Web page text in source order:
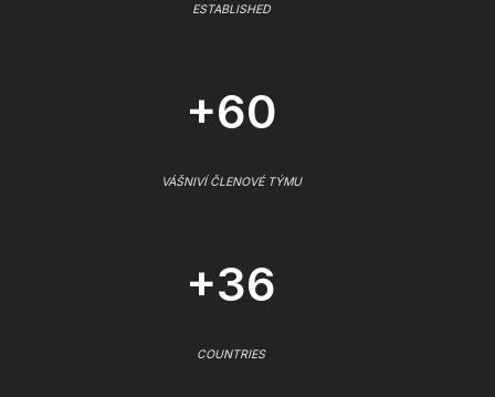
ESTABLISHED
+60
VÁŠNIVÍ ČLENOVÉ TÝMU
+36
COUNTRIES